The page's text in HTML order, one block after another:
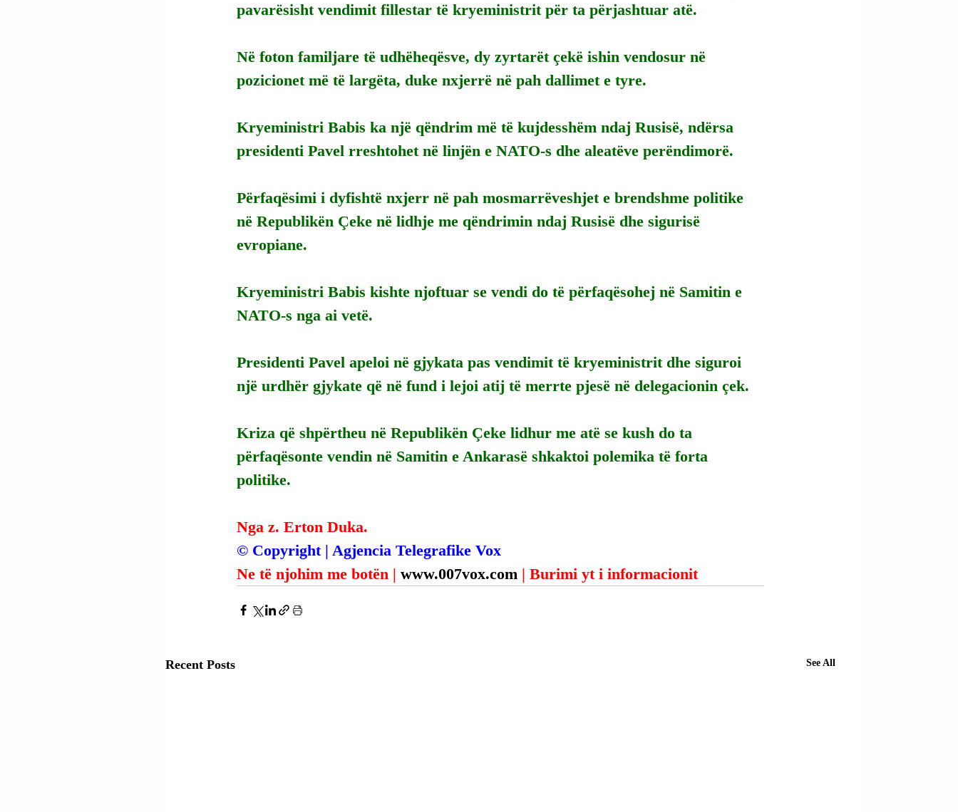
pavarësisht vendimit fillestar të kryeministrit për ta përjashtuar atë.
Në foton familjare të udhëheqësve, dy zyrtarët çekë ishin vendosur në
pozicionet më të largëta, duke nxjerrë në pah dallimet e tyre.
Kryeministri Babis ka një qëndrim më të kujdesshëm ndaj Rusisë, ndërsa
presidenti Pavel rreshtohet në linjën e NATO-s dhe aleatëve perëndimorë.
Përfaqësimi i dyfishtë nxjerr në pah mosmarrëveshjet e brendshme politike
në Republikën Çeke në lidhje me qëndrimin ndaj Rusisë dhe sigurisë
evropiane.
Kryeministri Babis kishte njoftuar se vendi do të përfaqësohej në Samitin e
NATO-s nga ai vetë.
Presidenti Pavel apeloi në gjykata pas vendimit të kryeministrit dhe siguroi
një urdhër gjykate që në fund i lejoi atij të merrte pjesë në delegacionin çek.
Kriza që shpërtheu në Republikën Çeke lidhur me atë se kush do ta
përfaqësonte vendin në Samitin e Ankarasë shkaktoi polemika të forta
politike.
Nga z. Erton Duka.
© Copyright | Agjencia Telegrafike Vox
Ne të njohim me botën | www.007vox.com | Burimi yt i informacionit
Recent Posts See All